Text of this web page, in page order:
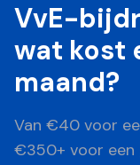
VvE-
wat kost
maand?
Van €40 voor
€350+ voor een